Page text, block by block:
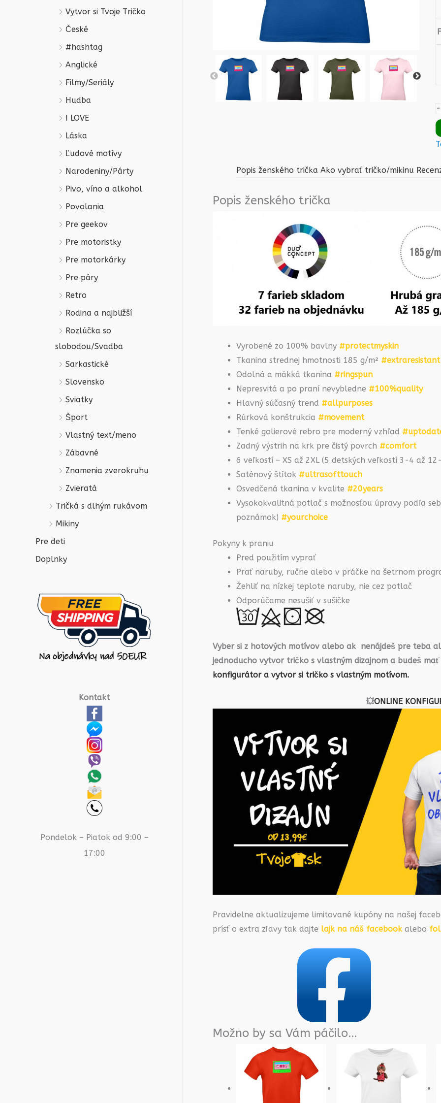
Vytvor si Tvoje Tričko
České
#hashtag
Anglické
Filmy/Seriály
Hudba
I LOVE
Láska
Ľudové motívy
Narodeniny/Párty
Pivo, víno a alkohol
Povolania
Pre geekov
Pre motoristky
Pre motorkárky
Pre páry
Retro
Rodina a najbližší
Rozlúčka so
slobodou/Svadba
Sarkastické
Slovensko
Sviatky
Šport
Vlastný text/meno
Zábavné
Znamenia zverokruhu
Zvieratá
Tričká s dlhým rukávom
Mikiny
Pre deti
Doplnky
Kontakt
Pondelok – Piatok od 9:00 –
17:00
-
Popis ženského trička Ako vybrať tričko/mikinu
Popis ženského trička
Vyrobené zo 100% bavlny #protectmyskin
Tkanina strednej hmotnosti 185 g/m² #extraresistant
Odolná a mäkká tkanina #ringspun
Nepresvitá a po praní nevybledne #100%quality
Hlavný súčasný trend #allpurposes
Rúrková konštrukcia #movement
Tenké golierové rebro pre moderný vzhľad
Zadný výstrih na krk pre čistý povrch #comfort
6 veľkostí – XS až 2XL (5 detských veľkostí 3-4 až
Saténový štítok #ultrasofttouch
Osvedčená tkanina v kvalite #20years
Vysokokvalitná potlač s možnosťou úpravy podľa
poznámok) #yourchoice
Pokyny k praniu
Pred použitím vyprať
Prať naruby, ručne alebo v práčke na šetrnom
Žehliť na nízkej teplote naruby, nie cez potlač
Odporúčame nesušiť v sušičke
Vyber si z hotových motívov alebo ak nenájdeš pre teba
jednoducho vytvor tričko s vlastným dizajnom a budeš
konfigurátor a vytvor si tričko s vlastným motívom.
💥ONLINE
Pravidelne aktualizujeme limitované kupóny na našej
prísť o extra zľavy tak dajte lajk na náš facebook alebo
Možno by sa Vám páčilo…